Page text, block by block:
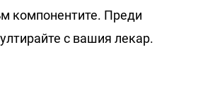
компонентите. Преди
с вашия лекар.